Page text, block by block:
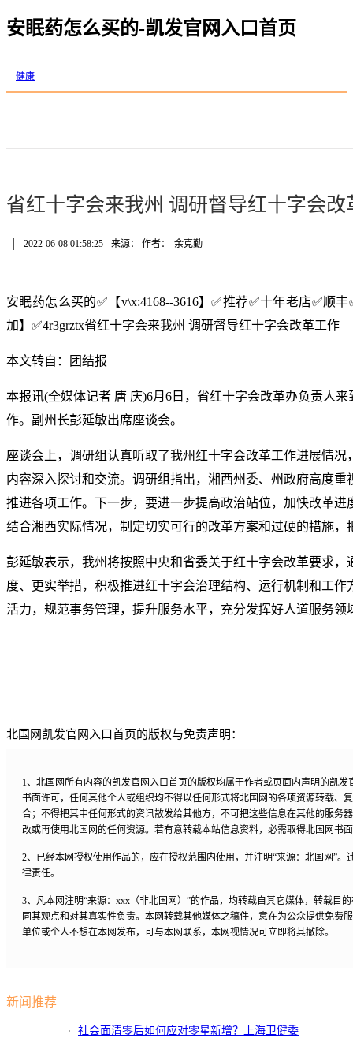
安眠药怎么买的-凯发官网入口首页
健康
省红十字会来我州 调研督导红十字会改
2022-06-08 01:58:25 来源： 作者： 余克勤
安眠药怎么买的✅【v\x:4168--3616】✅推荐✅十年老店✅顺
加】✅4r3grztx省红十字会来我州 调研督导红十字会改革工作
本文转自：团结报
本报讯(全媒体记者 唐 庆)6月6日，省红十字会改革办负责人
作。副州长彭延敏出席座谈会。
座谈会上，调研组认真听取了我州红十字会改革工作进展情
内容深入探讨和交流。调研组指出，湘西州委、州政府高度
推进各项工作。下一步，要进一步提高政治站位，加快改革进
结合湘西实际情况，制定切实可行的改革方案和过硬的措施，
彭延敏表示，我州将按照中央和省委关于红十字会改革要求，
度、更实举措，积极推进红十字会治理结构、运行机制和工
活力，规范事务管理，提升服务水平，充分发挥好人道服务领
北国网凯发官网入口首页的版权与免责声明：
1、北国网所有内容的凯发官网入口首页的版权均属于作者或页面内声明的凯
书面许可，任何其他个人或组织均不得以任何形式将北国网的各项资源转载、
合；不得把其中任何形式的资讯散发给其他方，不可把这些信息在其他的服务
改或再使用北国网的任何资源。若有意转载本站信息资料，必需取得北国网书
2、已经本网授权使用作品的，应在授权范围内使用，并注明“来源：北国网”
律责任。
3、凡本网注明“来源：xxx（非北国网）”的作品，均转载自其它媒体，转载目
同其观点和对其真实性负责。本网转载其他媒体之稿件，意在为公众提供免费
单位或个人不想在本网发布，可与本网联系，本网视情况可立即将其撤除。
新闻推荐
社会面清零后如何应对零星新增？上海卫健委